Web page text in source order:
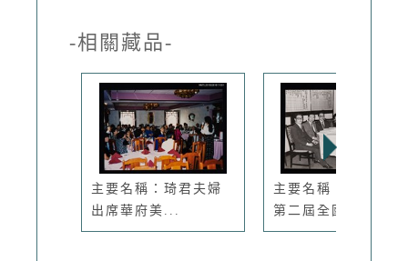
-相關藏品-
主要名稱：琦君夫婦
出席華府美...
主要名稱：琦君出席
第二屆全國...